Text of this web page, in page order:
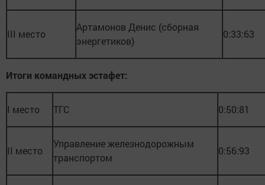
III место
Артамонов Денис (сборная
энергетиков)
0:33:63
Итоги командных эстафет:
I место ТГС 0:50:81
II место
Управление железнодорожным
транспортом
0:56:93